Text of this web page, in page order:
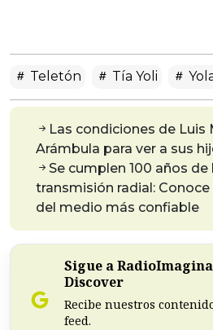
Teletón Tía Yoli
Las condiciones de Luis
Arámbula para ver a sus
Se cumplen 100 años de
transmisión radial:
del medio más confiable
Sigue a
Discover
Recibe nuestros
feed.